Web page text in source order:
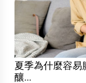
夏季為什麼容易
釀...